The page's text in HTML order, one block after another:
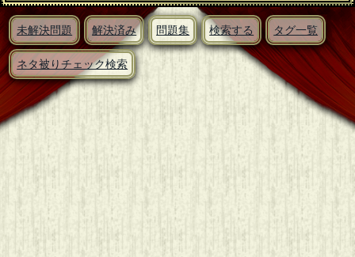
未解決問題 解決済み 問題集 検索する タグ一覧
ネタ被りチェック検索